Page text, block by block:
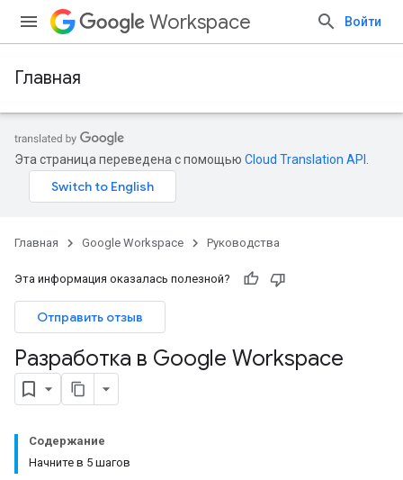
Workspace Войти
Главная
Эта страница переведена с помощью Cloud Translation API
Главная Google Workspace Руководства
Эта информация оказалась полезной?
Отправить отзыв
Разработка в Google Workspace
Содержание
Начните в 5 шагов